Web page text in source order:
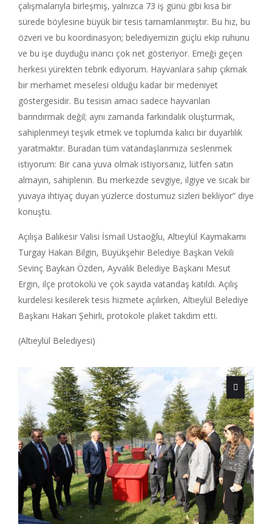
çalışmalarıyla birleşmiş, yalnızca 73 iş günü gibi kısa bir
sürede böylesine büyük bir tesis tamamlanmıştır. Bu hız, bu
özveri ve bu koordinasyon; belediyemizin güçlü ekip ruhunu
ve bu işe duyduğu inancı çok net gösteriyor. Emeği geçen
herkesi yürekten tebrik ediyorum. Hayvanlara sahip çıkmak
bir merhamet meselesi olduğu kadar bir medeniyet
göstergesidir. Bu tesisin amacı sadece hayvanları
barındırmak değil; aynı zamanda farkındalık oluşturmak,
sahiplenmeyi teşvik etmek ve toplumda kalıcı bir duyarlılık
yaratmaktır. Buradan tüm vatandaşlarımıza seslenmek
istiyorum: Bir cana yuva olmak istiyorsanız, lütfen satın
almayın, sahiplenin. Bu merkezde sevgiye, ilgiye ve sıcak bir
yuvaya ihtiyaç duyan yüzlerce dostumuz sizleri bekliyor” diye
konuştu.
Açılışa Balıkesir Valisi İsmail Ustaoğlu, Altıeylül Kaymakamı
Turgay Hakan Bilgin, Büyükşehir Belediye Başkan Vekili
Sevinç Baykan Özden, Ayvalık Belediye Başkanı Mesut
Ergin, ilçe protokolü ve çok sayıda vatandaş katıldı. Açılış
kurdelesi kesilerek tesis hizmete açılırken, Altıeylül Belediye
Başkanı Hakan Şehirli, protokole plaket takdim etti.
(Altıeylül Belediyesi)